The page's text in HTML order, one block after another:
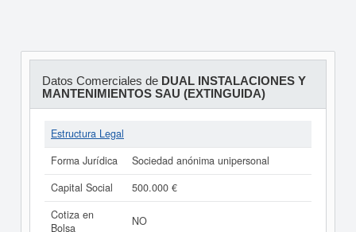
Datos Comerciales de DUAL INSTALACIONES Y
MANTENIMIENTOS SAU (EXTINGUIDA)
Estructura Legal
Forma Jurídica
Sociedad anónima unipersonal
Capital Social
500.000 €
Cotiza en
Bolsa
NO